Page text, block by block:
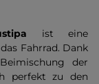
ist eine
Fahrrad. Dank
der
perfekt zu den